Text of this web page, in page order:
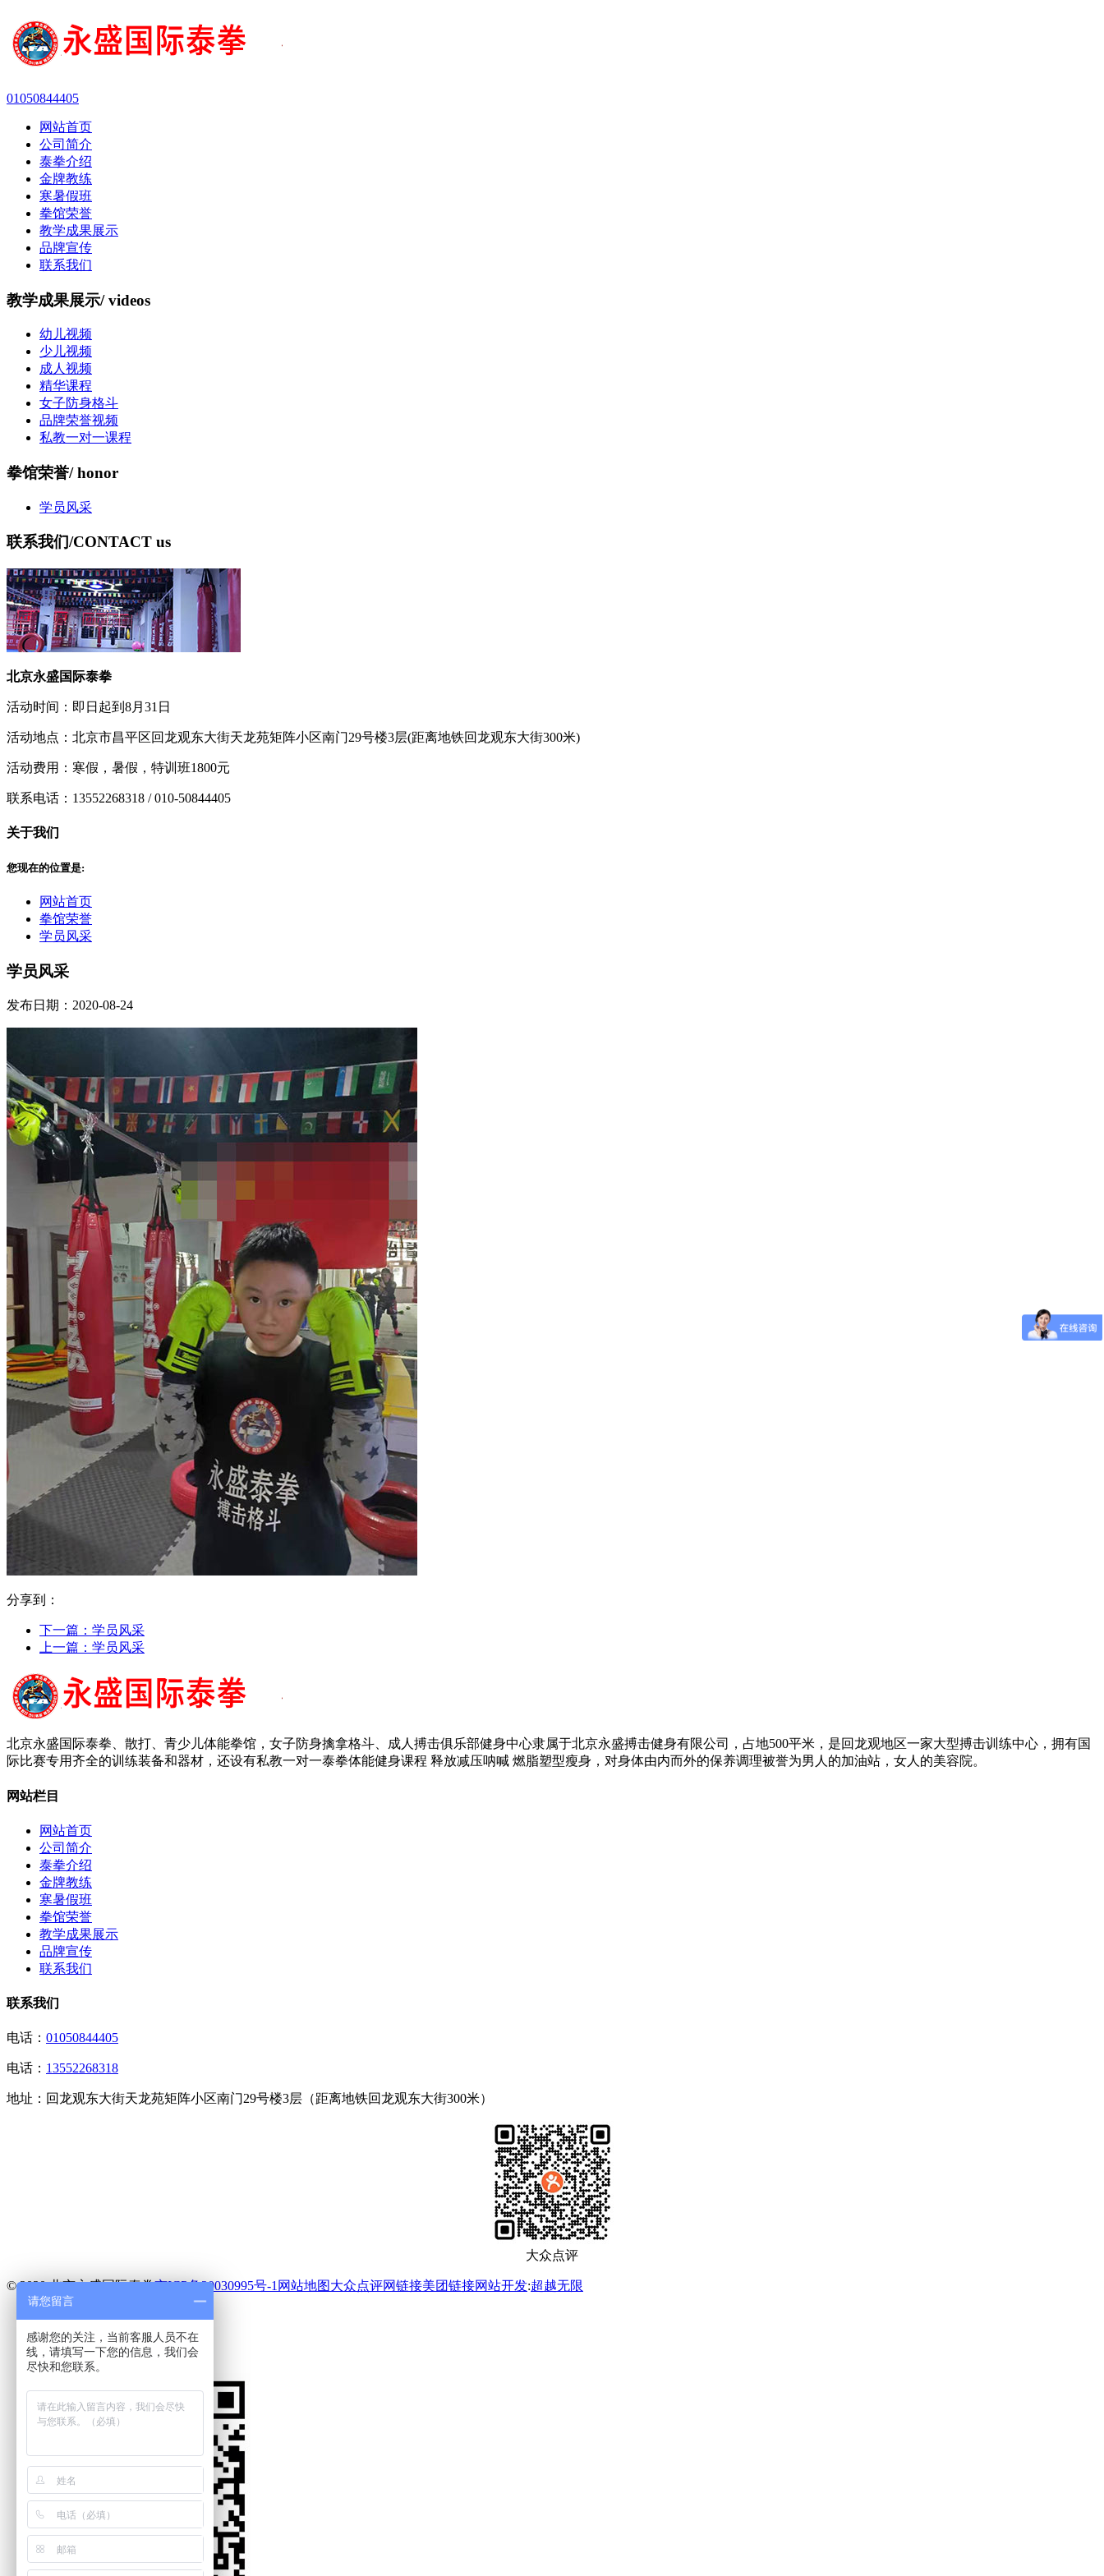
01050844405
网站首页
公司简介
泰拳介绍
金牌教练
寒暑假班
拳馆荣誉
教学成果展示
品牌宣传
联系我们
教学成果展示/ videos
幼儿视频
少儿视频
成人视频
精华课程
女子防身格斗
品牌荣誉视频
私教一对一课程
拳馆荣誉/ honor
学员风采
联系我们/CONTACT us
北京永盛国际泰拳
活动时间：即日起到8月31日
活动地点：北京市昌平区回龙观东大街天龙苑矩阵小区南门29号楼3层(距离地铁回龙观东大街300米)
活动费用：寒假，暑假，特训班1800元
联系电话：13552268318 / 010-50844405
关于我们
您现在的位置是:
网站首页
拳馆荣誉
学员风采
学员风采
发布日期：2020-08-24
分享到：
下一篇： 学员风采
上一篇： 学员风采
北京永盛国际泰拳、散打、青少儿体能拳馆，女子防身擒拿格斗、成人搏击俱乐部健身中心隶属于北京永盛搏击健身有限公司，占地500平米，是回龙观地区一家大型搏击训练中心，拥有国
际比赛专用齐全的训练装备和器材，还设有私教一对一泰拳体能健身课程 释放减压呐喊 燃脂塑型瘦身，对身体由内而外的保养调理被誉为男人的加油站，女人的美容院。
网站栏目
网站首页
公司简介
泰拳介绍
金牌教练
寒暑假班
拳馆荣誉
教学成果展示
品牌宣传
联系我们
联系我们
电话： 01050844405
电话： 13552268318
地址： 回龙观东大街天龙苑矩阵小区南门29号楼3层（距离地铁回龙观东大街300米）
大众点评
© 2020 北京永盛国际泰拳京ICP备20030995号-1 网站地图大众点评网链接美团链接网站开发:超越无限
短信
地图
请您留言
感谢您的关注，当前客服人员不在
线，请填写一下您的信息，我们会
尽快和您联系。